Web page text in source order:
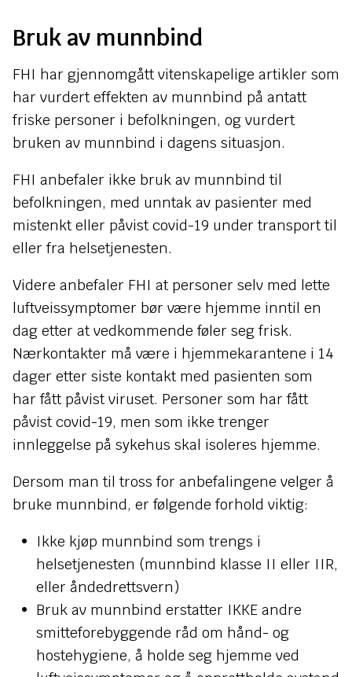
Bruk av munnbind
FHI har gjennomgått vitenskapelige artikler som
har vurdert effekten av munnbind på antatt
friske personer i befolkningen, og vurdert
bruken av munnbind i dagens situasjon.
FHI anbefaler ikke bruk av munnbind til
befolkningen, med unntak av pasienter med
mistenkt eller påvist covid-19 under transport til
eller fra helsetjenesten.
Videre anbefaler FHI at personer selv med lette
luftveissymptomer bør være hjemme inntil en
dag etter at vedkommende føler seg frisk.
Nærkontakter må være i hjemmekarantene i 14
dager etter siste kontakt med pasienten som
har fått påvist viruset. Personer som har fått
påvist covid-19, men som ikke trenger
innleggelse på sykehus skal isoleres hjemme.
Dersom man til tross for anbefalingene velger å
bruke munnbind, er følgende forhold viktig:
Ikke kjøp munnbind som trengs i
helsetjenesten (munnbind klasse II eller IIR,
eller åndedrettsvern)
Bruk av munnbind erstatter IKKE andre
smitteforebyggende råd om hånd- og
hostehygiene, å holde seg hjemme ved